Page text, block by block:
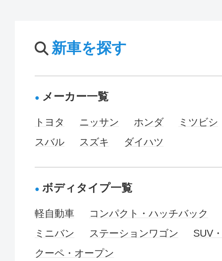
新車を探す
メーカー一覧
トヨタ ニッサン ホンダ
ミツビシ
スバル
スズキ ダイハツ
ボディタイプ一覧
軽自動車
コンパクト・ハッチバック
ミニバン
ステーションワゴン
SUV
クーペ・オープン